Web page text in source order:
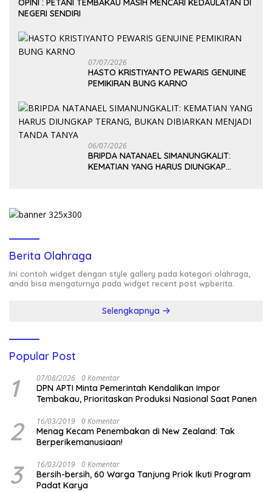
OPINI : PETANI TEMBAKAU MASIH MENCARI KEDAULATAN DI
NEGERI SENDIRI
07/07/2026
HASTO KRISTIYANTO PEWARIS GENUINE
PEMIKIRAN BUNG KARNO
06/07/2026
BRIPDA NATANAEL SIMANUNGKALIT:
KEMATIAN YANG HARUS DIUNGKAP
Berita Olahraga
Ini contoh widget dengan style gallery pada kategori olahraga,
anda bisa mengaturnya pada widget recent post wpberita.
Selengkapnya
Popular Post
1 07/08/2026 0 Komentar
DPN APTI Minta Pemerintah Kendalikan Impor
Tembakau, Prioritaskan Produksi Nasional Saat Panen
2 16/03/2019 0 Komentar
Menag Kecam Penembakan di New Zealand: Tak
Berperikemanusiaan!
3 16/03/2019 0 Komentar
Bersih-bersih, 60 Warga Tanjung Priok Ikuti Program
Padat Karya